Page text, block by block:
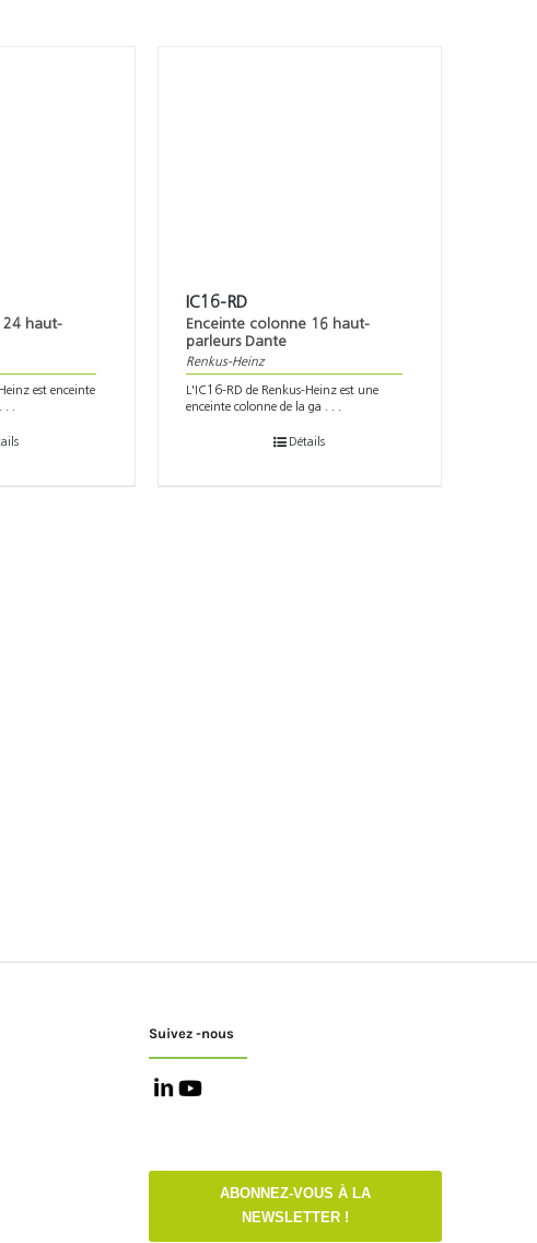
24 haut-
est enceinte
. .
IC16-RD
Enceinte colonne 16 haut-
parleurs Dante
Renkus-Heinz
L'IC16-RD de Renkus-Heinz est une
enceinte colonne de la ga . . .
Détails
Suivez -nous
ABONNEZ-VOUS À LA
NEWSLETTER !